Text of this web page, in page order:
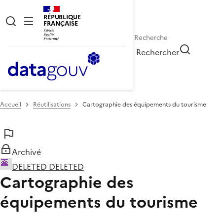
RÉPUBLIQUE
FRANÇAISE
Rechercher
Accueil Réutilisations Cartographie des équipements du tourisme
Archivé
DELETED DELETED
Cartographie des
équipements du tourisme